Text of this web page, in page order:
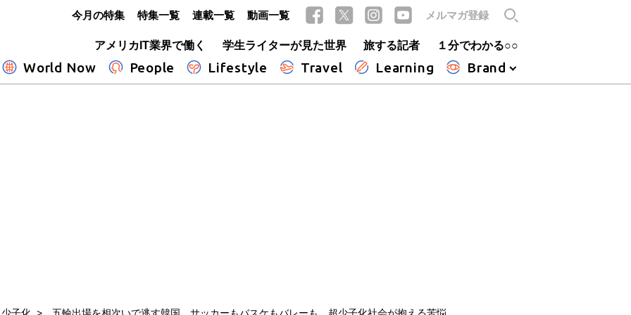
アメリカIT業界で働く
学生ライターが見た世界 旅する記者 １分でわかる○○
World Now People Lifestyle Travel Learning Brand
今月の特集 特集一覧 連載一覧 動画一覧 メルマガ登録